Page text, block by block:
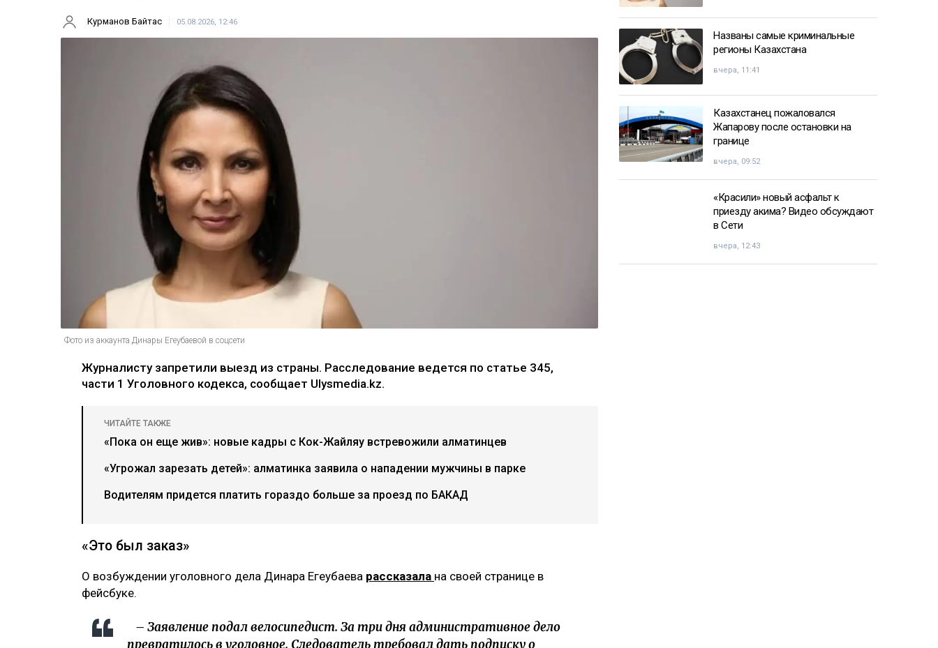
Курманов Байтас 05.08.2026, 12:46
Фото из аккаунта Динары Егеубаевой в соцсети
Журналисту запретили выезд из страны. Расследование ведется по статье 345,
части 1 Уголовного кодекса, сообщает Ulysmedia.kz.
ЧИТАЙТЕ ТАКЖЕ
«Пока он еще жив»: новые кадры с Кок-Жайляу встревожили алматинцев
«Угрожал зарезать детей»: алматинка заявила о нападении мужчины в парке
Водителям придется платить гораздо больше за проезд по БАКАД
«Это был заказ»
О возбуждении уголовного дела Динара Егеубаева рассказала на своей странице в
фейсбуке.
– Заявление подал велосипедист. За три дня административное дело
превратилось в уголовное. Следователь требовал дать подписку о
Названы самые криминальные
регионы Казахстана
вчера, 11:41
Казахстанец пожаловался
Жапарову после остановки на
границе
вчера, 09:52
«Красили» новый асфальт к
приезду акима? Видео обсуждают
в Сети
вчера, 12:43